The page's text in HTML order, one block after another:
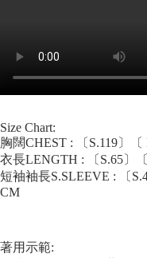
Size Chart:
胸闊CHEST : 〔S.119〕
衣長LENGTH : 〔S.65〕
短袖袖長S.SLEEVE : 〔
CM
著用示範: